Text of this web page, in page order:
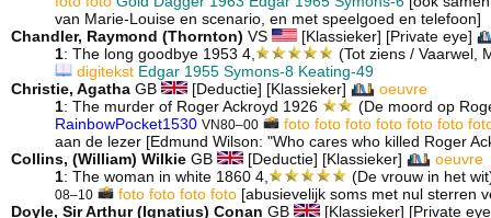
van Marie-Louise en scenario, en met speelgoed en telefoon]
Chandler, Raymond (Thornton) VS
[Klassieker] [Private eye]
1: The long goodbye 1953 4,
(Tot ziens / Vaarwel,
digitekst Edgar 1955 Symons-8 Keating-49
Christie, Agatha GB [Deductie] [Klassieker]
oeuvre
1: The murder of Roger Ackroyd 1926
(De moord op
RainbowPocket1530 VN80–00 foto foto foto foto foto foto
aan de lezer [Edmund Wilson: "Who cares who killed Roger
Collins, (William) Wilkie GB [Deductie] [Klassieker]
oeuvre
1: The woman in white 1860 4, (De vrouw in het
08–10 foto foto foto foto[abusievelijk soms met nul sterren
Doyle, Sir Arthur (Ignatius) Conan GB
[Klassieker] [Private